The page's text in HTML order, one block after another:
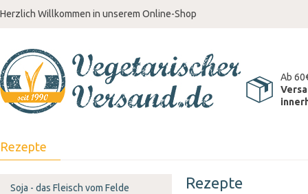
Herzlich Willkommen in unserem Online-Shop
Ab
Rezepte
Rezepte
Soja - das Fleisch vom Felde